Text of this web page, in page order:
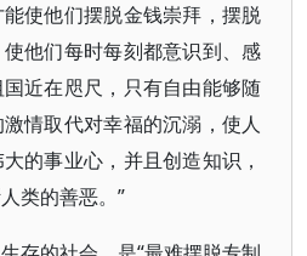
使他们摆脱金钱崇拜，摆脱
他们每时每刻都意识到、感
近在咫尺，只有自由能够随
情取代对幸福的沉溺，使人
的事业心，并且创造知识，
类的善恶。”